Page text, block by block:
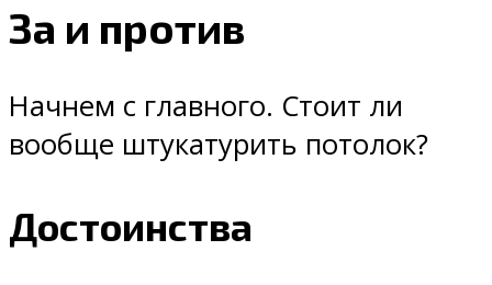
За и против
Начнем с главного. Стоит ли
вообще штукатурить потолок?
Достоинства